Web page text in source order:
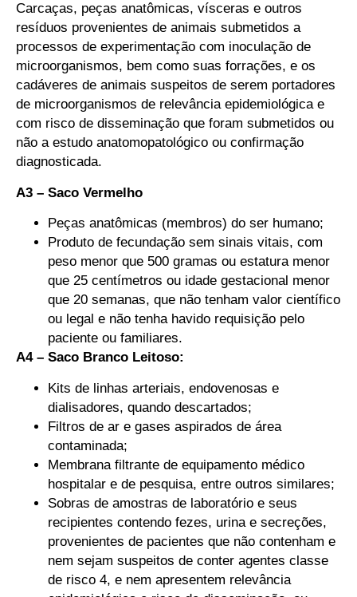
Carcaças, peças anatômicas, vísceras e outros
resíduos provenientes de animais submetidos a
processos de experimentação com inoculação de
microorganismos, bem como suas forrações, e os
cadáveres de animais suspeitos de serem portadores
de microorganismos de relevância epidemiológica e
com risco de disseminação que foram submetidos ou
não a estudo anatomopatológico ou confirmação
diagnosticada.
A3 – Saco Vermelho
Peças anatômicas (membros) do ser humano;
Produto de fecundação sem sinais vitais, com
peso menor que 500 gramas ou estatura menor
que 25 centímetros ou idade gestacional menor
que 20 semanas, que não tenham valor científico
ou legal e não tenha havido requisição pelo
paciente ou familiares.
A4 – Saco Branco Leitoso:
Kits de linhas arteriais, endovenosas e
dialisadores, quando descartados;
Filtros de ar e gases aspirados de área
contaminada;
Membrana filtrante de equipamento médico
hospitalar e de pesquisa, entre outros similares;
Sobras de amostras de laboratório e seus
recipientes contendo fezes, urina e secreções,
provenientes de pacientes que não contenham e
nem sejam suspeitos de conter agentes classe
de risco 4, e nem apresentem relevância